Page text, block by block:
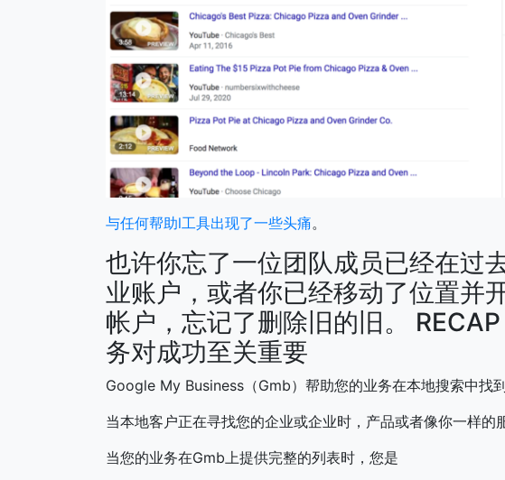
与任何帮助l工具出现了一些头痛。
也许你忘了一位团队成员已经在过
业账户，或者你已经移动了位置并
帐户，忘记了删除旧的旧。
务对成功至关重要
Google My Business（Gmb）帮助您的业务在本地搜索中找到
当本地客户正在寻找您的企业或企业时，产品或者像你一样的
当您的业务在Gmb上提供完整的列表时，您是